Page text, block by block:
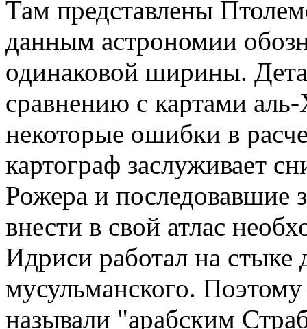
Там представлены
данным астрономии
одинаковой ширины.
сравнению с картами
некоторые ошибки в
картограф заслуживает
Рожера и последовавшие
внести в свой атлас
Идриси работал на стыке
мусульманского.
называли "арабским